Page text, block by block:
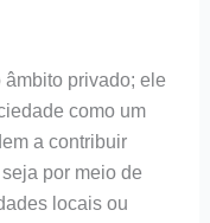
privado; ele
como um
a contribuir
por meio de
locais ou